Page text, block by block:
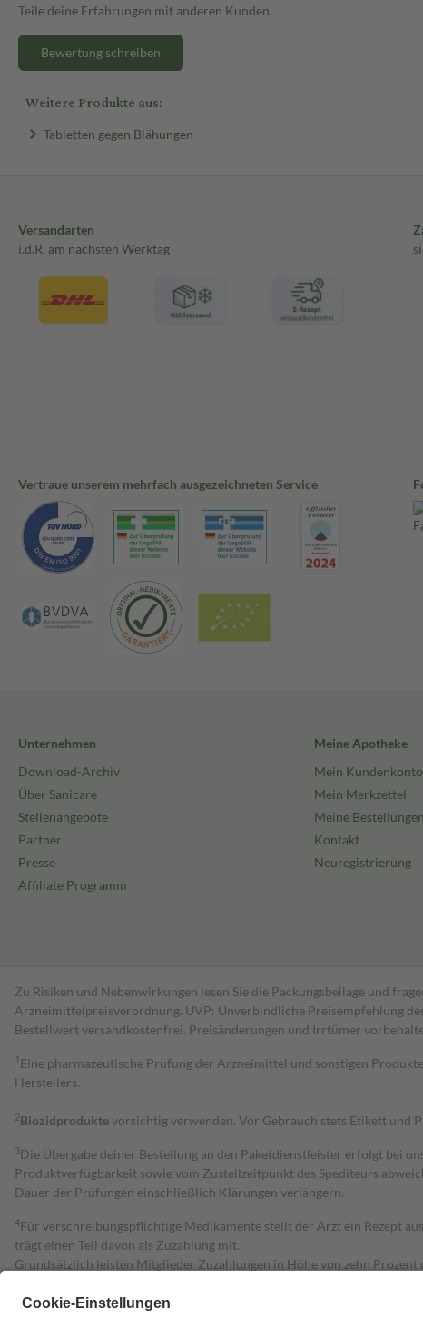
Teile deine Erfahrungen mit anderen Kunden.
Bewertung schreiben
Weitere Produkte aus:
Tabletten gegen Blähungen
Versandarten
i.d.R. am nächsten Werktag
Vertraue unserem mehrfach ausgezeichneten Service
Unternehmen
Download-Archiv
Über Sanicare
Stellenangebote
Partner
Presse
Affiliate Programm
Meine Apotheke
Mein Kundenkonto
Mein Merkzettel
Meine Bestellungen
Kontakt
Neuregistrierung
Zu Risiken und Nebenwirkungen lesen Sie die Packungsbeilage und
Arzneimittelpreisverordnung. UVP: Unverbindliche Preisempfehlung
Bestell­wert versand­kosten­frei. Preisänderungen und Irrtümer
1 Eine pharmazeutische Prüfung der Arzneimittel und sonstigen
Herstellers.
2Biozidproduktevorsichtig verwenden. Vor Gebrauch stets Etikett und
3Die Übergabe deiner Bestellung an den Paketdienstleister erfolgt bei
Produktverfügbarkeit sowie vom Zustellzeitpunkt des Spediteurs
Dauer der Prüfungen einschließlich Klärungen verlängern.
4Für verschreibungspflichtige Medikamente stellt der Arzt ein Rezept
trägt einen Teil davon als Zuzahlung mit.
Grundsätzlich leisten Mitglieder Zuzahlungen in Höhe von zehn Prozent
Diese Regeln gelten grundsätzlich auch für Online-Apotheken.